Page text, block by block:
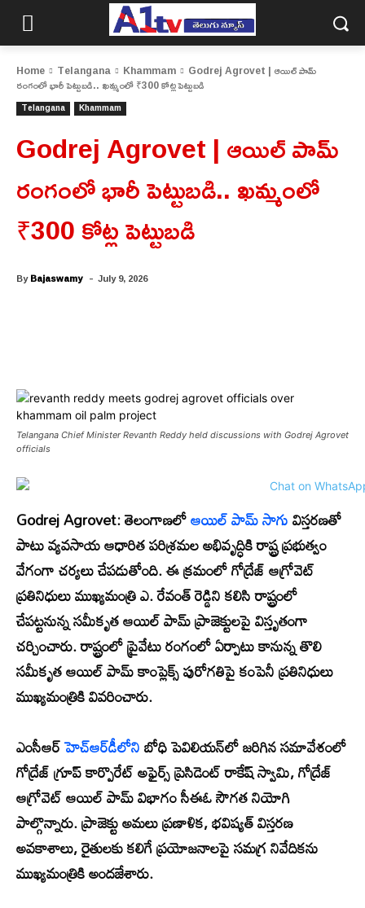
Home Telangana Khammam Godrej Agrovet | ఆయిల్ పామ్
రంగంలో భారీ పెట్టుబడి.. ఖమ్మంలో ₹300 కోట్ల పెట్టుబడి
Telangana Khammam
Godrej Agrovet | ఆయిల్ పామ్
రంగంలో భారీ పెట్టుబడి.. ఖమ్మంలో
₹300 కోట్ల పెట్టుబడి
ByBajaswamy - July 9, 2026
Telangana Chief Minister Revanth Reddy held discussions with Godrej Agrovet
officials
Godrej Agrovet:తెలంగాణలోఆయిల్ పామ్ సాగువిస్తరణతో
పాటు వ్యవసాయ ఆధారిత పరిశ్రమల అభివృద్ధికి రాష్ట్ర ప్రభుత్వం
వేగంగా చర్యలు చేపడుతోంది. ఈ క్రమంలో గోద్రేజ్ ఆగ్రోవెట్
ప్రతినిధులు ముఖ్యమంత్రి ఎ. రేవంత్ రెడ్డిని కలిసి రాష్ట్రంలో
చేపట్టనున్న సమీకృత ఆయిల్ పామ్ ప్రాజెక్టులపై విస్తృతంగా
చర్చించారు. రాష్ట్రంలో ప్రైవేటు రంగంలో ఏర్పాటు కానున్న తొలి
సమీకృత ఆయిల్ పామ్ కాంప్లెక్స్ పురోగతిపై కంపెనీ ప్రతినిధులు
ముఖ్యమంత్రికి వివరించారు.
ఎంసీఆర్హెచ్‌ఆర్‌డీలోనిబోధి పెవిలియన్‌లో జరిగిన సమావేశంలో
గోద్రేజ్ గ్రూప్ కార్పొరేట్ అఫైర్స్ ప్రెసిడెంట్ రాకేష్ స్వామి, గోద్రేజ్
ఆగ్రోవెట్ ఆయిల్ పామ్ విభాగం సీఈఓ సౌగత నియోగి
పాల్గొన్నారు. ప్రాజెక్టు అమలు ప్రణాళిక, భవిష్యత్ విస్తరణ
అవకాశాలు, రైతులకు కలిగే ప్రయోజనాలపై సమగ్ర నివేదికను
ముఖ్యమంత్రికి అందజేశారు.